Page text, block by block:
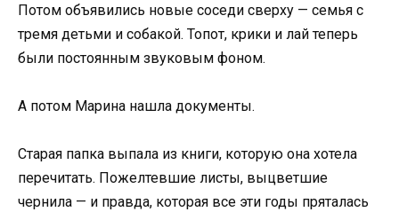
Потом объявились новые соседи сверху — семья с
тремя детьми и собакой. Топот, крики и лай теперь
были постоянным звуковым фоном.
А потом Марина нашла документы.
Старая папка выпала из книги, которую она хотела
перечитать. Пожелтевшие листы, выцветшие
чернила — и правда, которая все эти годы пряталась